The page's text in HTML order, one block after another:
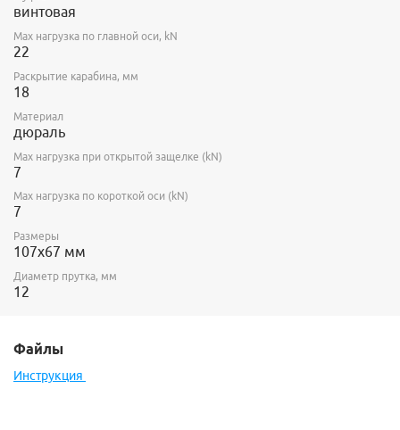
винтовая
Max нагрузка по главной оси, kN
22
Раскрытие карабина, мм
18
Материал
дюраль
Max нагрузка при открытой защелке (kN)
7
Max нагрузка по короткой оси (kN)
7
Размеры
107х67 мм
Диаметр прутка, мм
12
Файлы
Инструкция